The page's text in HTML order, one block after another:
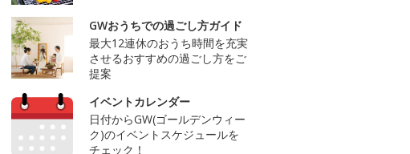
GWおうちでの過ごし方ガイド
最大12連休のおうち時間を充実
させるおすすめの過ごし方をご
提案
イベントカレンダー
日付からGW(ゴールデンウィー
ク)のイベントスケジュールを
チェック！